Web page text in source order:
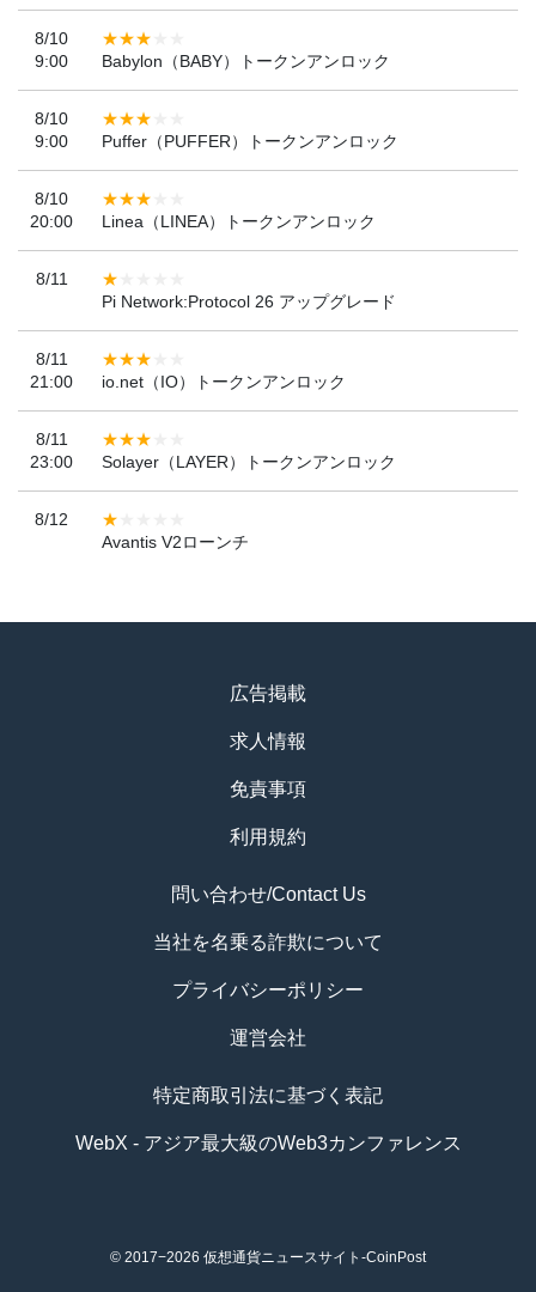
8/10
9:00
Babylon（BABY）トークンアンロック
8/10
9:00
Puffer（PUFFER）トークンアンロック
8/10
20:00
Linea（LINEA）トークンアンロック
8/11
Pi Network:Protocol 26 アップグレード
8/11
21:00
io.net（IO）トークンアンロック
8/11
23:00
Solayer（LAYER）トークンアンロック
8/12
Avantis V2ローンチ
広告掲載
求人情報
免責事項
利用規約
問い合わせ/Contact Us
当社を名乗る詐欺について
プライバシーポリシー
運営会社
特定商取引法に基づく表記
WebX - アジア最大級のWeb3カンファレンス
© 2017−2026 仮想通貨ニュースサイト-CoinPost